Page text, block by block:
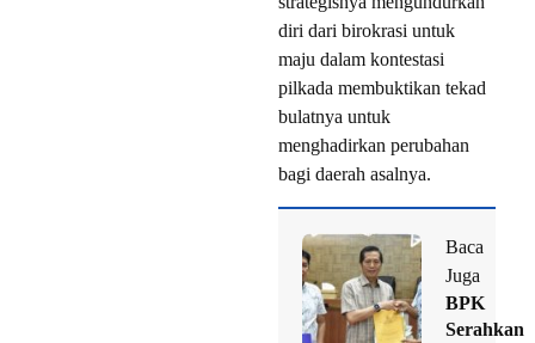
diri dari birokrasi untuk
maju dalam kontestasi
pilkada membuktikan tekad
bulatnya untuk
menghadirkan perubahan
bagi daerah asalnya.
Baca
Juga
BPK
Serahkan